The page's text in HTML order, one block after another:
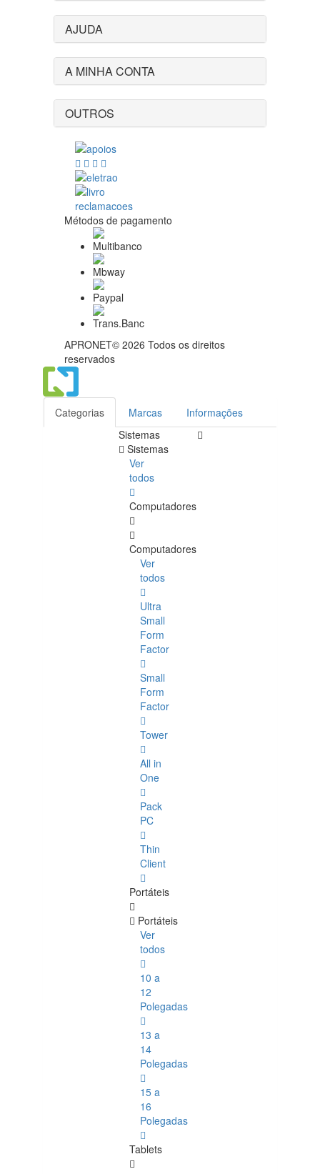
AJUDA
A MINHA CONTA
OUTROS
Métodos de pagamento
APRONET© 2026 Todos os direitos
reservados
Categorias Marcas
Informações
Sistemas
Sistemas
Ver
todos
Computadores
Computadores
Ver
todos
Ultra
Small
Form
Factor
Small
Form
Factor
Tower
All in
One
Pack
PC
Thin
Client
Portáteis
Portáteis
Ver
todos
10 a
12
Polegadas
13 a
14
Polegadas
15 a
16
Polegadas
Tablets